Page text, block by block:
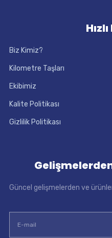
Biz Kimiz?
Kilometre Taşları
Ekibimiz
Kalite Politikası
Gizlilik Politikası
Güncel gelişmelerden ve